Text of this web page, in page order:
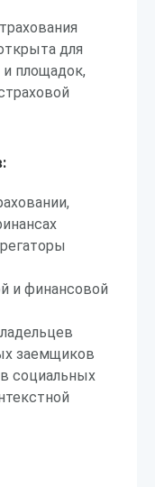
для
площадок,
и финансовой
заемщиков
социальных